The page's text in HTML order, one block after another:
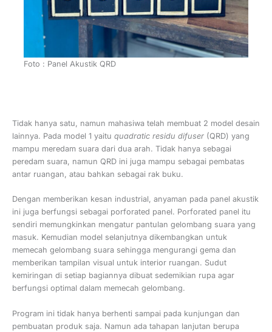
Foto : Panel Akustik QRD
Tidak hanya satu, namun mahasiwa telah membuat 2 model desain
lainnya. Pada model 1 yaitu quadratic residu difuser (QRD) yang
mampu meredam suara dari dua arah. Tidak hanya sebagai
peredam suara, namun QRD ini juga mampu sebagai pembatas
antar ruangan, atau bahkan sebagai rak buku.
Dengan memberikan kesan industrial, anyaman pada panel akustik
ini juga berfungsi sebagai porforated panel. Porforated panel itu
sendiri memungkinkan mengatur pantulan gelombang suara yang
masuk. Kemudian model selanjutnya dikembangkan untuk
memecah gelombang suara sehingga mengurangi gema dan
memberikan tampilan visual untuk interior ruangan. Sudut
kemiringan di setiap bagiannya dibuat sedemikian rupa agar
berfungsi optimal dalam memecah gelombang.
Program ini tidak hanya berhenti sampai pada kunjungan dan
pembuatan produk saja. Namun ada tahapan lanjutan berupa